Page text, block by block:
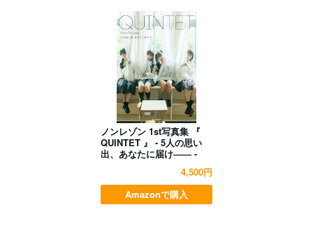
ノンレゾン 1st写真集 『
QUINTET 』 - 5人の思い
出、あなたに届け―― -
4,500円
Amazonで購入